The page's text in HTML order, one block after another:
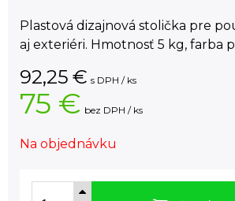
Plastová dizajnová stolička pre
aj exteriéri. Hmotnosť 5 kg, farba
92,25 € s DPH / ks
75 € bez DPH / ks
Na objednávku